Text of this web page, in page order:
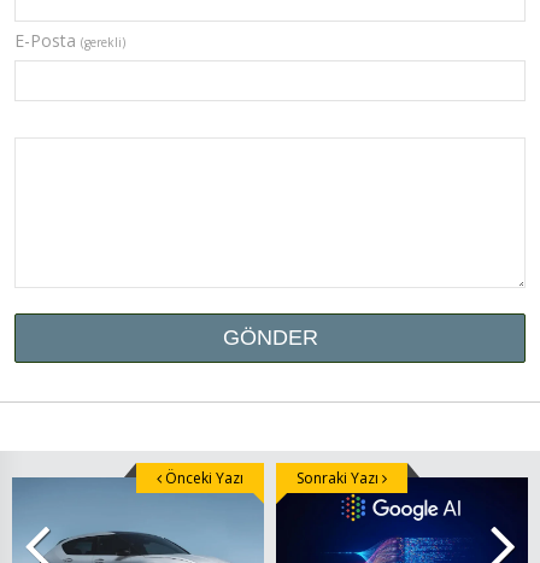
E-Posta (gerekli)
Önceki Yazı Sonraki Yazı